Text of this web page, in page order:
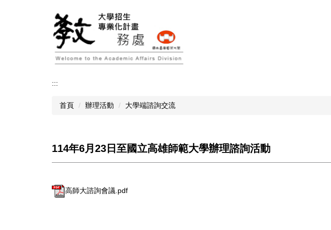
:::
首頁 辦理活動 大學端諮詢交流
114年6月23日至國立高雄師範大學辦理諮詢活動
高師大諮詢會議.pdf